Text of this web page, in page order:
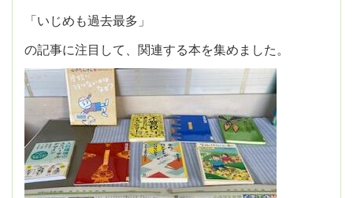
「いじめも過去最多」
の記事に注目して、関連する本を集めました。